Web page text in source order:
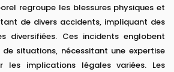
regroupe les blessures physiques et
de divers accidents, impliquant des
diversifiées. Ces incidents englobent
situations, nécessitant une expertise
les implications légales variées. Les